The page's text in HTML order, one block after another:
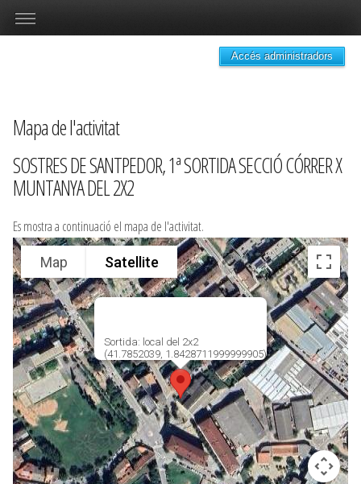
Accés administradors
Mapa de l'activitat
SOSTRES DE SANTPEDOR, 1ª SORTIDA SECCIÓ CÓRRER X
MUNTANYA DEL 2X2
Es mostra a continuació el mapa de l'activitat.
Sortida: local del 2x2
(41.7852039, 1.8428711999999905)
Map Satellite